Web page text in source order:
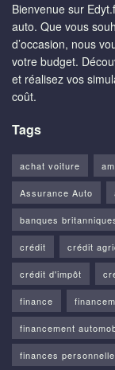
Bienvenue sur
auto. Que vous
d’occasion, nous
votre budget.
et réalisez vos
coût.
Tags
achat voiture
Assurance Auto
banques
crédit crédit
crédit d'impôt
finance
financement
finances